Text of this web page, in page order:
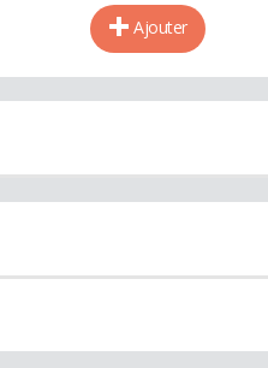
Ajouter